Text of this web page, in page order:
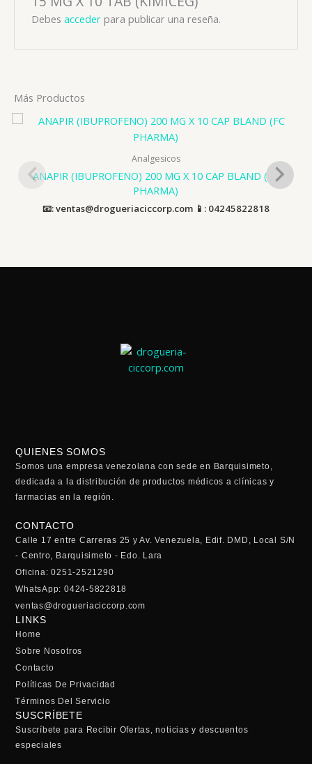
Debesacceder para publicar una reseña.
Más Productos
Analgesicos
ANAPIR (IBUPROFENO) 200 MG X 10 CAP BLAND (FC
PHARMA)
📧: ventas@drogueriaciccorp.com 📱: 04245822818
QUIENES SOMOS
Somos una empresa venezolana con sede en Barquisimeto,
dedicada a la distribución de productos médicos a clínicas y
farmacias en la región.
CONTACTO
Calle 17 entre Carreras 25 y Av. Venezuela, Edif. DMD, Local S/N
- Centro, Barquisimeto - Edo. Lara
Oficina: 0251-2521290
WhatsApp: 0424-5822818
ventas@drogueriaciccorp.com
LINKS
Home
Sobre Nosotros
Contacto
Políticas De Privacidad
Términos Del Servicio
SUSCRÍBETE
Suscríbete para Recibir Ofertas, noticias y descuentos
especiales